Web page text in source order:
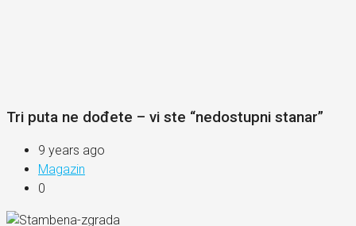
Tri puta ne dođete – vi ste “nedostupni stanar”
9 years ago
Magazin
0